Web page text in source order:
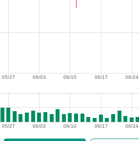
06/24
06/17
06/10
06/03
05/27
06/24
06/17
06/10
06/03
05/27